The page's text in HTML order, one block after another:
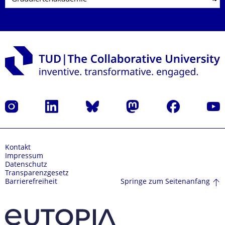
Instagram LinkedIn Bluesky Mastodon Facebook
Kontakt
Impressum
Datenschutz
Transparenzgesetz
Barrierefreiheit
Springe zum Seitenanfang